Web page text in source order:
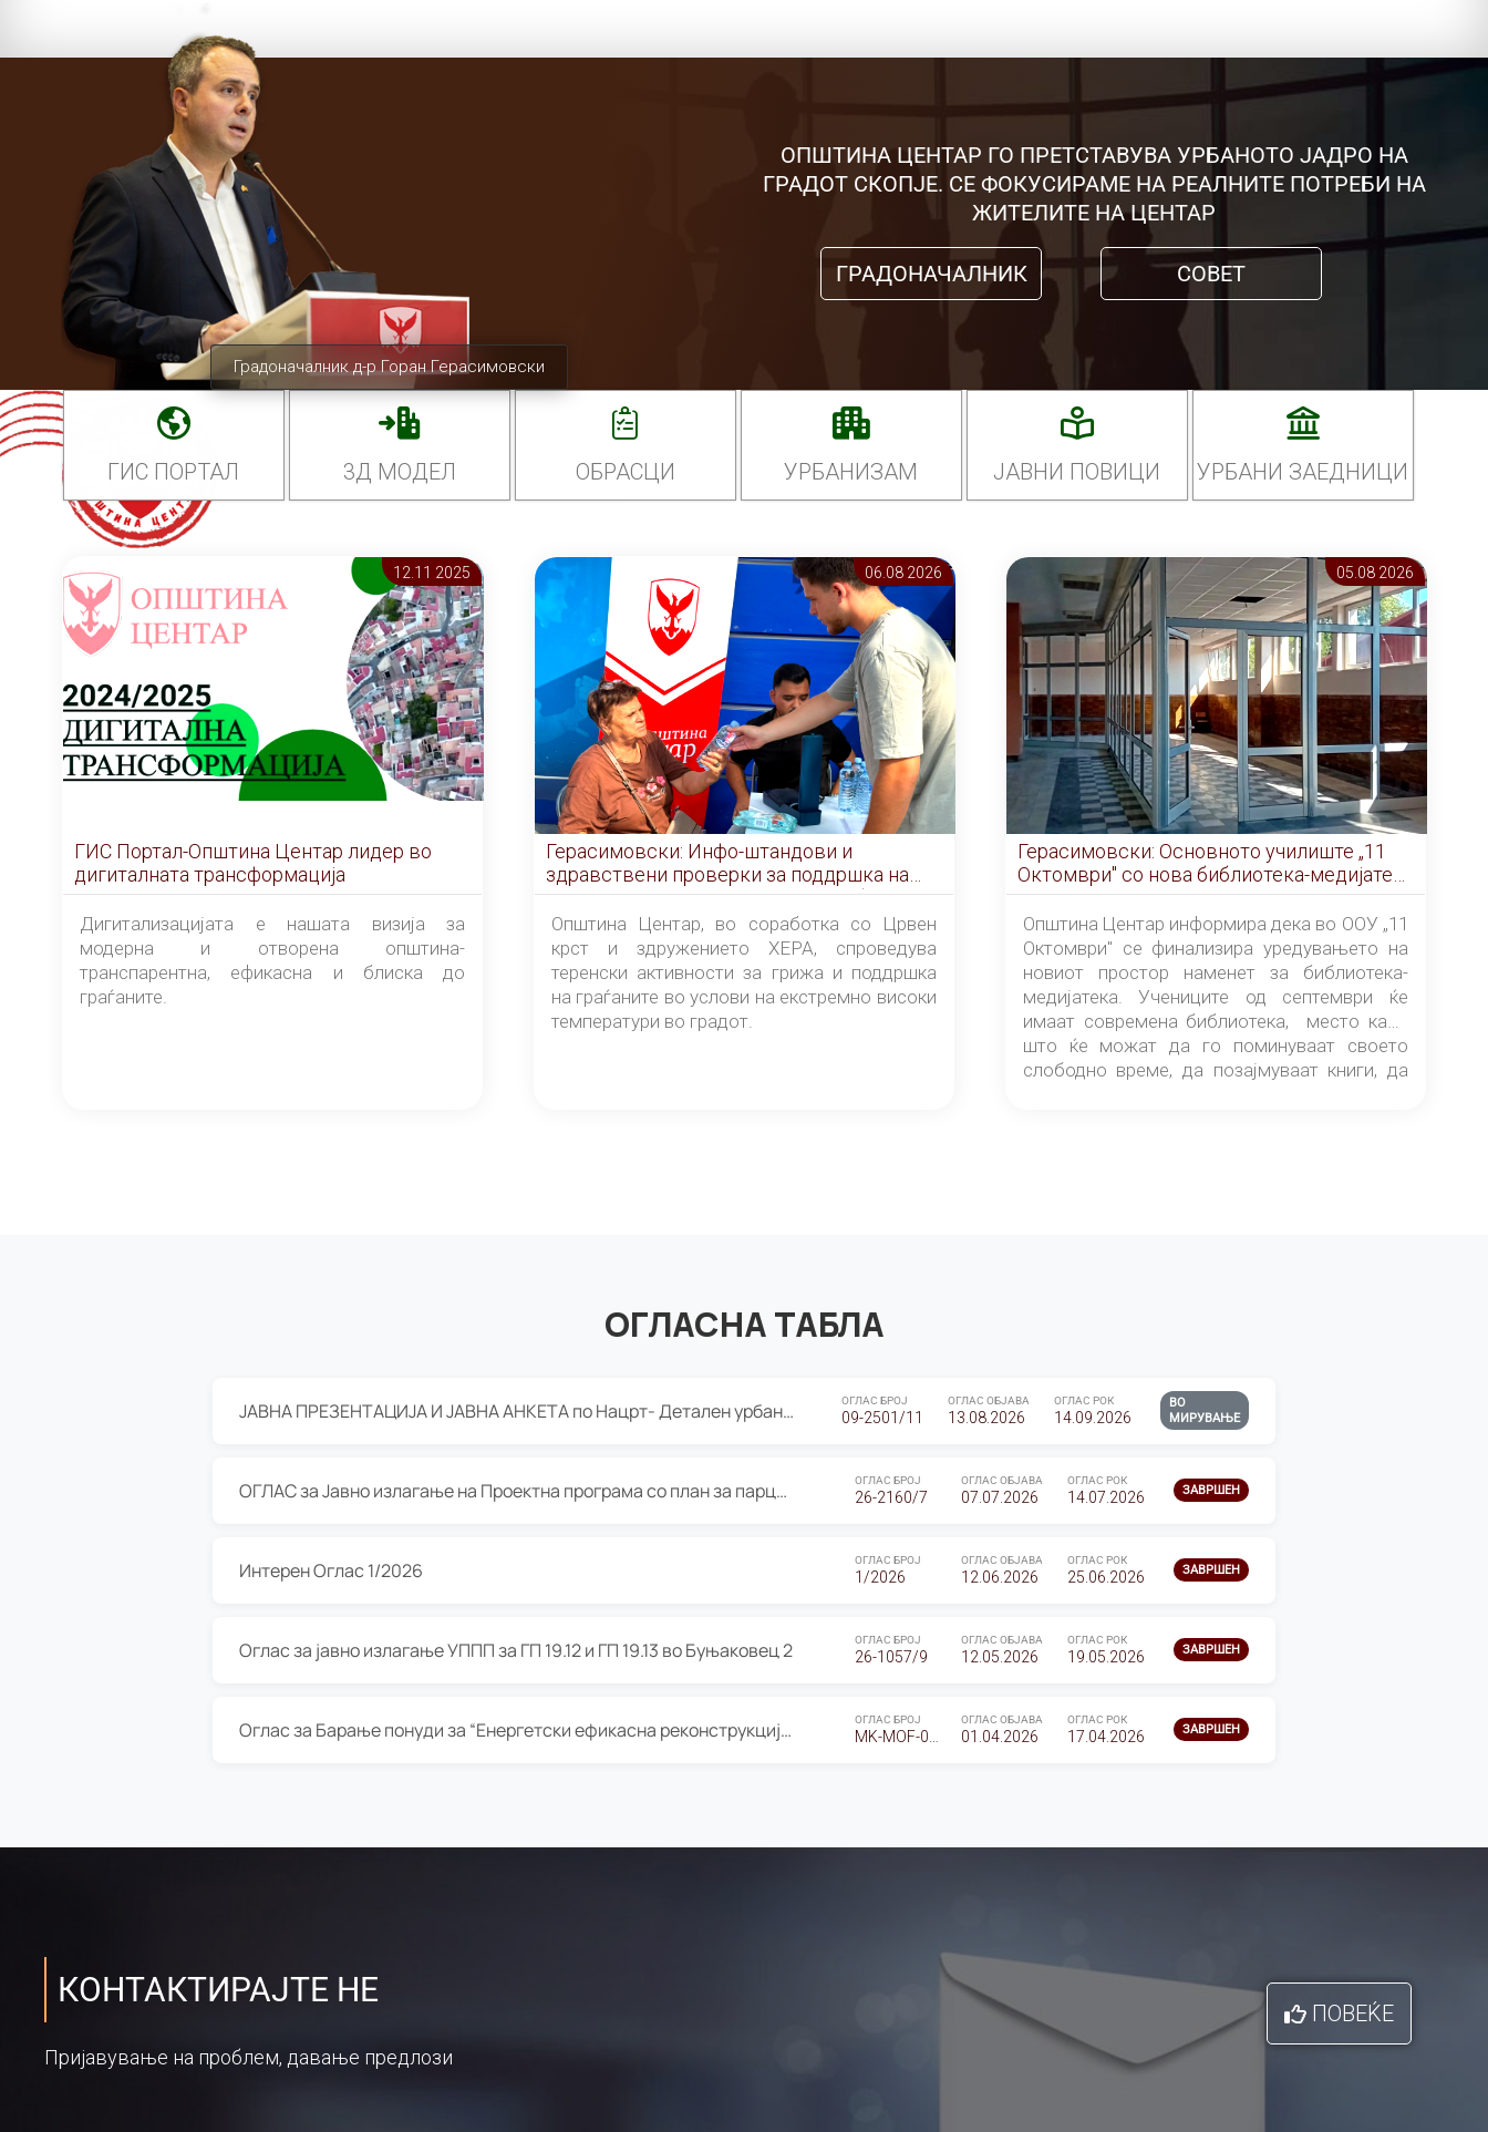
Градоначалник д-р Горан Герасимовски
ОПШТИНА ЦЕНТАР ГО ПРЕТСТАВУВА УРБАНОТО ЈАДРО НА
ГРАДОТ СКОПЈЕ. СЕ ФОКУСИРАМЕ НА РЕАЛНИТЕ ПОТРЕБИ НА
ЖИТЕЛИТЕ НА ЦЕНТАР
ГРАДОНАЧАЛНИК СОВЕТ
ГИС ПОРТАЛ 3Д МОДЕЛ ОБРАСЦИ УРБАНИЗАМ ЈАВНИ ПОВИЦИ УРБАНИ ЗАЕДНИЦИ
12.11 2025
ГИС Портал-Општина Центар лидер во
дигиталната трансформација
Дигитализацијата е нашата визија за
модерна и отворена општина-
транспарентна, ефикасна и блиска до
граѓаните.
06.08 2026
Герасимовски: Инфо-штандови и
здравствени проверки за поддршка на
граѓаните во услови на топлотен бран
Општина Центар, во соработка со Црвен
крст и здружението ХЕРА, спроведува
теренски активности за грижа и поддршка
на граѓаните во услови на екстремно високи
температури во градот.
05.08 2026
Герасимовски: Основното училиште „11
Октомври" со нова библиотека-медијатека
од септември
Општина Центар информира дека во ООУ „11
Октомври" се финализира уредувањето на
новиот простор наменет за библиотека-
медијатека. Учениците од септември ќе
имаат современа библиотека, место каде
што ќе можат да го поминуваат своето
слободно време, да позајмуваат книги, да
ОГЛАСНА ТАБЛА
ЈАВНА ПРЕЗЕНТАЦИЈА И ЈАВНА АНКЕТА по Нацрт- Детален урбанистички план Градска четврт Ј 05- Барутана, Општина Центар- Скопје, плански период 2025-2030 ОГЛАС БРОЈ
09-2501/11
ОГЛАС ОБЈАВА
13.08.2026
ОГЛАС РОК
14.09.2026
ВО
МИРУВАЊЕ
ОГЛАС за Јавно излагање на Проектна програма со план за парцелација за Урбанистички проект со план за парцелација за спојување на ГП 20.12 и ГП 20.37 од Изменување и дополнување на Детален урбанистички план Буњаковец 2, Општина Центар – Скопје ОГЛАС БРОЈ
26-2160/7
ОГЛАС ОБЈАВА
07.07.2026
ОГЛАС РОК
14.07.2026 ЗАВРШЕН
Интерен Оглас 1/2026 ОГЛАС БРОЈ
1/2026
ОГЛАС ОБЈАВА
12.06.2026
ОГЛАС РОК
25.06.2026 ЗАВРШЕН
Оглас за јавно излагање УППП за ГП 19.12 и ГП 19.13 во Буњаковец 2 ОГЛАС БРОЈ
26-1057/9
ОГЛАС ОБЈАВА
12.05.2026
ОГЛАС РОК
19.05.2026 ЗАВРШЕН
Оглас за Барање понуди за “Енергетски ефикасна реконструкција на објектот ООУ „Св. Кирил и Методиј" ОГЛАС БРОЈ ОГЛАС ОБЈАВА
01.04.2026
ОГЛАС РОК
17.04.2026 ЗАВРШЕН
КОНТАКТИРАЈТЕ НЕ
Пријавување на проблем, давање предлози
ПОВЕЌЕ